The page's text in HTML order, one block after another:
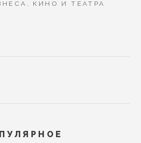
КИНО И ТЕАТРА